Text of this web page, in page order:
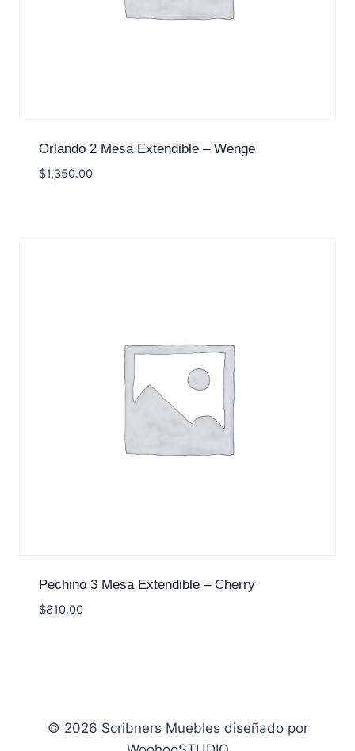
Orlando 2 Mesa Extendible – Wenge
$1,350.00
Pechino 3 Mesa Extendible – Cherry
$810.00
© 2026 Scribners Muebles diseñado por